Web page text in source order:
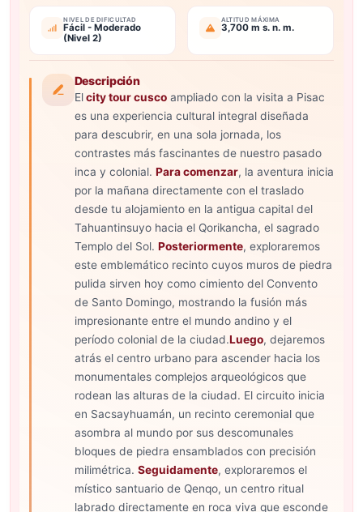
NIVEL DE DIFICULTAD
Fácil - Moderado
(Nivel 2)
ALTITUD MÁXIMA
3,700 m s. n. m.
Descripción
Elcity tour cuscoampliado con la visita a Pisac
es una experiencia cultural integral diseñada
para descubrir, en una sola jornada, los
contrastes más fascinantes de nuestro pasado
inca y colonial. Para comenzar, la aventura inicia
por la mañana directamente con el traslado
desde tu alojamiento en la antigua capital del
Tahuantinsuyo hacia el Qorikancha, el sagrado
Templo del Sol. Posteriormente, exploraremos
este emblemático recinto cuyos muros de piedra
pulida sirven hoy como cimiento del Convento
de Santo Domingo, mostrando la fusión más
impresionante entre el mundo andino y el
período colonial de la ciudad.Luego, dejaremos
atrás el centro urbano para ascender hacia los
monumentales complejos arqueológicos que
rodean las alturas de la ciudad. El circuito inicia
en Sacsayhuamán, un recinto ceremonial que
asombra al mundo por sus descomunales
bloques de piedra ensamblados con precisión
milimétrica. Seguidamente, exploraremos el
místico santuario de Qenqo, un centro ritual
labrado directamente en roca viva que esconde